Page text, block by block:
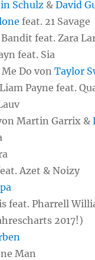
Schulz &David
feat. 21 Savage
feat. Zara
feat. Sia
Me Do vonTaylor
Payne feat.
Martin Garrix &
Azet & Noizy
feat. Pharrell
2017!)
Man